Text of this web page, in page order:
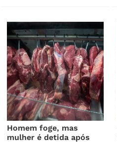
Homem foge, mas
mulher é detida após